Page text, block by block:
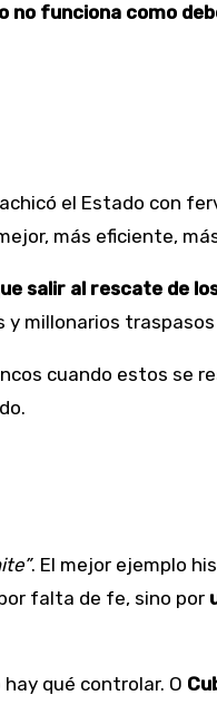
no funciona como
el Estado con
más eficiente,
salir al rescate de
millonarios
cuando estos se
. El mejor ejemplo
falta de fe, sino por
qué controlar. O